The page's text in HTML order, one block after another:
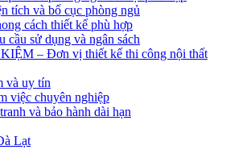
tích và bố cục phòng ngủ
cách thiết kế phù hợp
cầu sử dụng và ngân sách
– Đơn vị thiết kế thi công nội thất
và uy tín
việc chuyên nghiệp
và bảo hành dài hạn
Lạt